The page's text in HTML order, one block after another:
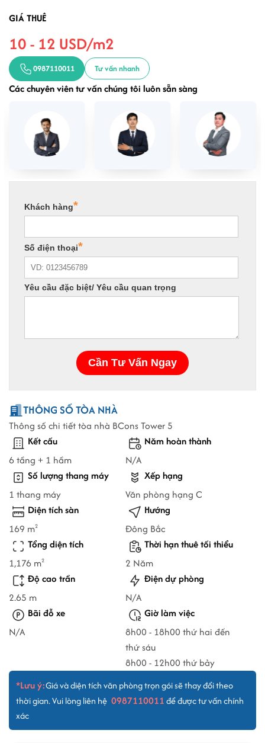
GIÁ THUÊ
10 - 12 USD/m2
0987110011 Tư vấn nhanh
Các chuyên viên tư vấn chúng tôi luôn sẵn sàng
THÔNG SỐ TÒA NHÀ
Thông số chi tiết tòa nhà BCons Tower 5
Kết cấu
6 tầng + 1 hầm
Năm hoàn thành
N/A
Số lượng thang máy
1 thang máy
Xếp hạng
Văn phòng hạng C
Diện tích sàn
169 m2
Hướng
Đông Bắc
Tổng diện tích
1,176 m2
Thời hạn thuê tối thiểu
2 Năm
Độ cao trần
2.65 m
Điện dự phòng
N/A
Bãi đỗ xe
N/A
Giờ làm việc
8h00 - 18h00 thứ hai đến
thứ sáu
8h00 - 12h00 thứ bảy
*Lưu ý:Giá và diện tích văn phòng trọn gói sẽ thay đổi theo
thời gian. Vui lòng liên hệ 0987110011để được tư vấn chính
xác